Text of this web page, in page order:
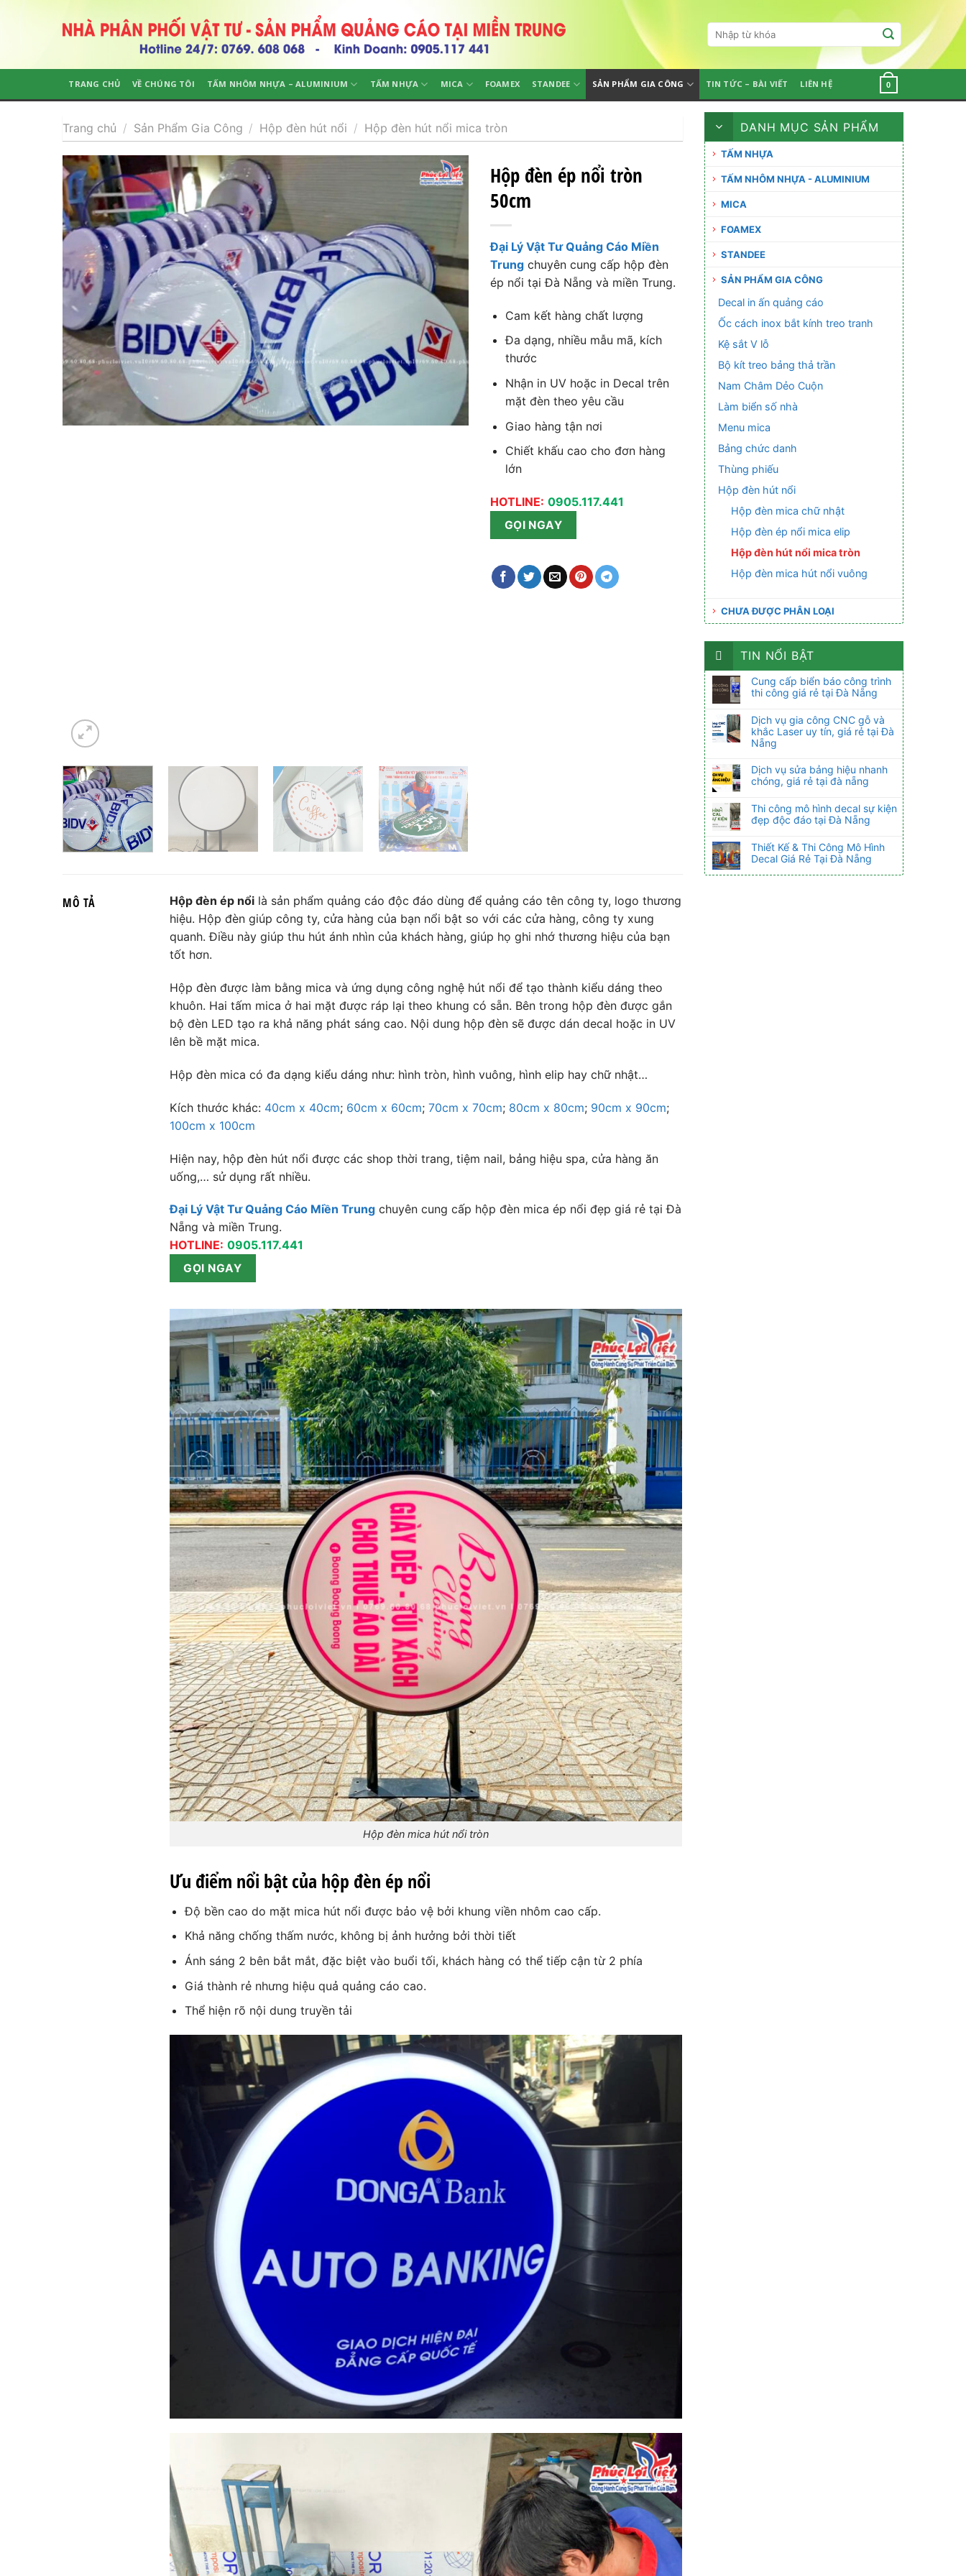
Tìm
kiếm:
TRANG CHỦ VỀ CHÚNG TÔI TẤM NHÔM NHỰA – ALUMINIUM TẤM NHỰA MICA FOAMEX STANDEE SẢN PHẨM GIA CÔNG TIN TỨC – BÀI VIẾT LIÊN HỆ 0
DANH MỤC SẢN PHẨM
TẤM NHỰA
TẤM NHÔM NHỰA - ALUMINIUM
MICA
FOAMEX
STANDEE
SẢN PHẨM GIA CÔNG
Decal in ấn quảng cáo
Ốc cách inox bắt kính treo tranh
Kệ sắt V lỗ
Bộ kít treo bảng thả trần
Nam Châm Dẻo Cuộn
Làm biển số nhà
Menu mica
Bảng chức danh
Thùng phiếu
Hộp đèn hút nổi
Hộp đèn mica chữ nhật
Hộp đèn ép nổi mica elip
Hộp đèn hút nổi mica tròn
Hộp đèn mica hút nổi vuông
CHƯA ĐƯỢC PHÂN LOẠI
TIN NỔI BẬT
Cung cấp biển báo công trình
thi công giá rẻ tại Đà Nẵng
Dịch vụ gia công CNC gỗ và
khắc Laser uy tín, giá rẻ tại Đà
Nẵng
Dịch vụ sửa bảng hiệu nhanh
chóng, giá rẻ tại đà nẵng
Thi công mô hình decal sự kiện
đẹp độc đáo tại Đà Nẵng
Thiết Kế & Thi Công Mô Hình
Decal Giá Rẻ Tại Đà Nẵng
Trang chủ / Sản Phẩm Gia Công / Hộp đèn hút nổi / Hộp đèn hút nổi mica tròn
Hộp đèn ép nổi tròn
50cm
Đại Lý Vật Tư Quảng Cáo Miền
Trungchuyên cung cấp hộp đèn
ép nổi tại Đà Nẵng và miền Trung.
Cam kết hàng chất lượng
Đa dạng, nhiều mẫu mã, kích
thước
Nhận in UV hoặc in Decal trên
mặt đèn theo yêu cầu
Giao hàng tận nơi
Chiết khấu cao cho đơn hàng
lớn
HOTLINE: 0905.117.441
GỌI NGAY
MÔ TẢ Hộp đèn ép nổilà sản phẩm quảng cáo độc đáo dùng để quảng cáo tên công ty, logo thương
hiệu. Hộp đèn giúp công ty, cửa hàng của bạn nổi bật so với các cửa hàng, công ty xung
quanh. Điều này giúp thu hút ánh nhìn của khách hàng, giúp họ ghi nhớ thương hiệu của bạn
tốt hơn.
Hộp đèn được làm bằng mica và ứng dụng công nghệ hút nổi để tạo thành kiểu dáng theo
khuôn. Hai tấm mica ở hai mặt được ráp lại theo khung có sẵn. Bên trong hộp đèn được gắn
bộ đèn LED tạo ra khả năng phát sáng cao. Nội dung hộp đèn sẽ được dán decal hoặc in UV
lên bề mặt mica.
Hộp đèn mica có đa dạng kiểu dáng như: hình tròn, hình vuông, hình elip hay chữ nhật…
Kích thước khác: 40cm x 40cm; 60cm x 60cm; 70cm x 70cm; 80cm x 80cm; 90cm x 90cm;
100cm x 100cm
Hiện nay, hộp đèn hút nổi được các shop thời trang, tiệm nail, bảng hiệu spa, cửa hàng ăn
uống,… sử dụng rất nhiều.
Đại Lý Vật Tư Quảng Cáo Miền Trungchuyên cung cấp hộp đèn mica ép nổi đẹp giá rẻ tại Đà
Nẵng và miền Trung.
HOTLINE: 0905.117.441
GỌI NGAY
Hộp đèn mica hút nổi tròn
Ưu điểm nổi bật của hộp đèn ép nổi
Độ bền cao do mặt mica hút nổi được bảo vệ bởi khung viền nhôm cao cấp.
Khả năng chống thấm nước, không bị ảnh hưởng bởi thời tiết
Ánh sáng 2 bên bắt mắt, đặc biệt vào buổi tối, khách hàng có thể tiếp cận từ 2 phía
Giá thành rẻ nhưng hiệu quả quảng cáo cao.
Thể hiện rõ nội dung truyền tải